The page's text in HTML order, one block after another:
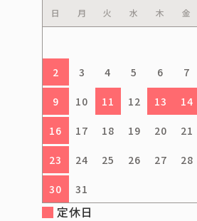
日 月 火 水 木 金
2 3 4 5 6 7
9 10 11 12 13 14
16 17 18 19 20 21
23 24 25 26 27 28
30 31
定休日